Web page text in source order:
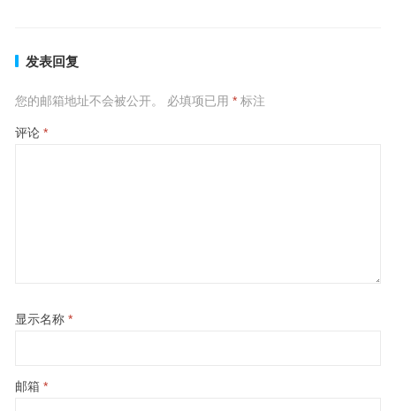
发表回复
您的邮箱地址不会被公开。 必填项已用 *标注
评论 *
显示名称 *
邮箱 *